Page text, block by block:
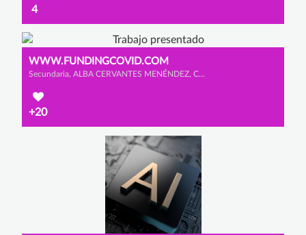
4
WWW.FUNDINGCOVID.COM
Secundaria, ALBA CERVANTES MENÉNDEZ, CLAUDIA LÓPEZ GONZÁLEZ y YARA GONZÁLEZ DE ANDRES
+20